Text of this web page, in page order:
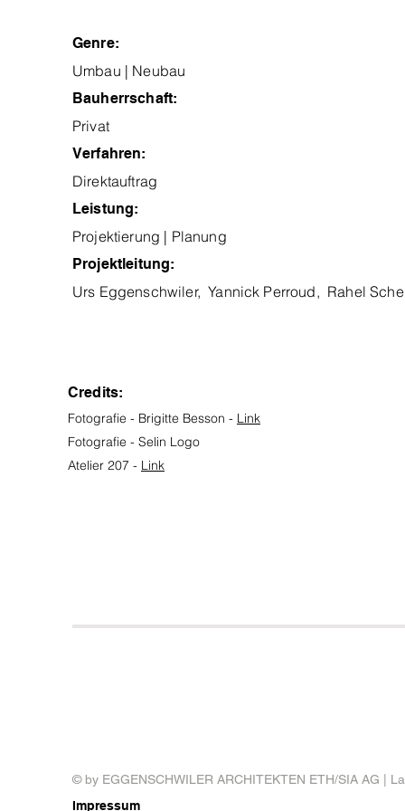
Genre:
Umbau | Neubau
Bauherrschaft:
Privat
Verfahren:
Direktauftrag
Leistung:
Projektierung | Planung
Projektleitung:
Urs Eggenschwiler, Yannick Perroud, Rahel
Credits:
Fotografie - Brigitte Besson - Link
Fotografie - Selin Logo
Atelier 207 - Link
© by EGGENSCHWILER ARCHITEKTEN ETH/SIA AG |
Impressum